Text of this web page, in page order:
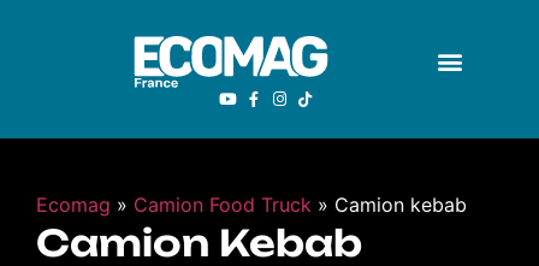
Ecomag » Camion Food Truck » Camion kebab
Camion Kebab